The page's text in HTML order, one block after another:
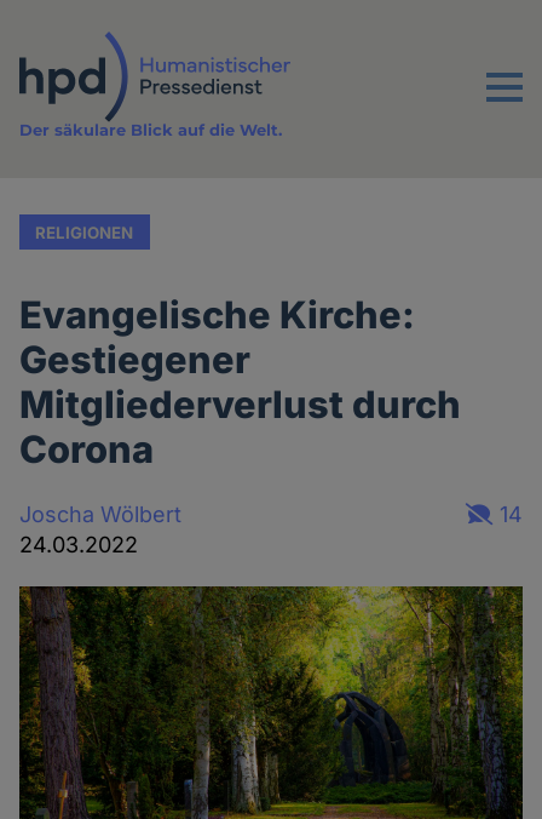
Inhalt
Menu
Der säkulare Blick auf die Welt.
RELIGIONEN
Evangelische Kirche:
Gestiegener
Mitgliederverlust durch
Corona
Joscha Wölbert
24.03.2022
14